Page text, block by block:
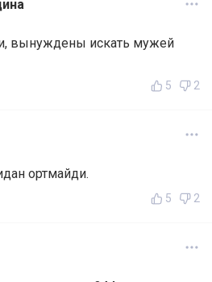
вынуждены искать мужей
5 2
ортмайди.
5 2